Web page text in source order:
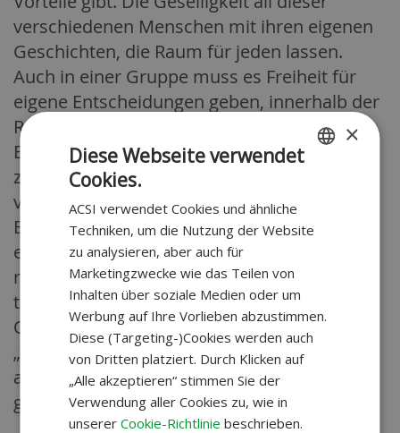
verschiedenen Menschen mit ihren eigenen
Geschichten, die Raum für jeden lassen.
Auch in einer Gruppe muss es Freiheit für
eigene Entscheidungen geben, innerhalb der
Rahmenbedingungen von Acsi, damit am
Ende jeder auf eine wunderschöne Reise
zurückblicken kann, voller Eindrücke und
vielleicht auch schöner Freundschaften.
Begeben Sie sich mit uns auf eine Reise und
ein Abenteuer, aber lassen Sie uns auch die
ruhigen Tage genießen, an denen nichts zu
tun ist.
Oder wie ein afrikanisches Sprichwort sagt:
„Wenn du schnell vorankommen willst, gehe
allein. Wenn du weit kommen willst, gehe
gemeinsam.“
×
Diese Webseite verwendet
Cookies.
ACSI verwendet Cookies und ähnliche
Techniken, um die Nutzung der Website
zu analysieren, aber auch für
Marketingzwecke wie das Teilen von
Inhalten über soziale Medien oder um
Werbung auf Ihre Vorlieben abzustimmen.
Diese (Targeting-)Cookies werden auch
von Dritten platziert. Durch Klicken auf
„Alle akzeptieren“ stimmen Sie der
Verwendung aller Cookies zu, wie in
unsererCookie-Richtlinie beschrieben.